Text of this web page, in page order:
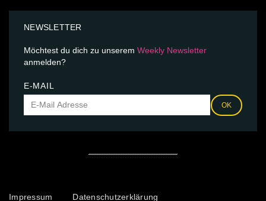
NEWSLETTER
Möchtest du dich zu unserem Weekly Newsletter
anmelden?
E-MAIL
OK
Impressum Datenschutzerklärung